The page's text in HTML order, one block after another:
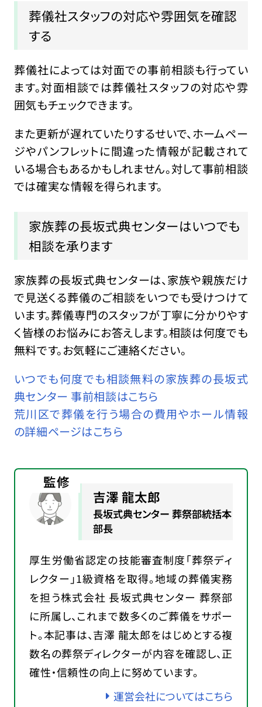
葬儀社スタッフの対応や雰囲気を確認
する
葬儀社によっては対面での事前相談も行ってい
ます。対面相談では葬儀社スタッフの対応や雰
囲気もチェックできます。
また更新が遅れていたりするせいで、ホームペー
ジやパンフレットに間違った情報が記載されて
いる場合もあるかもしれません。対して事前相談
では確実な情報を得られます。
家族葬の長坂式典センターはいつでも
相談を承ります
家族葬の長坂式典センターは、家族や親族だけ
で見送くる葬儀のご相談をいつでも受けつけて
います。葬儀専門のスタッフが丁寧に分かりやす
く皆様のお悩みにお答えします。相談は何度でも
無料です。お気軽にご連絡ください。
いつでも何度でも相談無料の家族葬の長坂式
典センター 事前相談はこちら
荒川区で葬儀を行う場合の費用やホール情報
の詳細ページはこちら
監修
吉澤 龍太郎
長坂式典センター 葬祭部統括本
部長
厚生労働省認定の技能審査制度「葬祭ディ
レクター」1級資格を取得。地域の葬儀実務
を担う株式会社 長坂式典センター 葬祭部
に所属し、これまで数多くのご葬儀をサポー
ト。本記事は、吉澤 龍太郎をはじめとする複
数名の葬祭ディレクターが内容を確認し、正
確性・信頼性の向上に努めています。
運営会社についてはこちら